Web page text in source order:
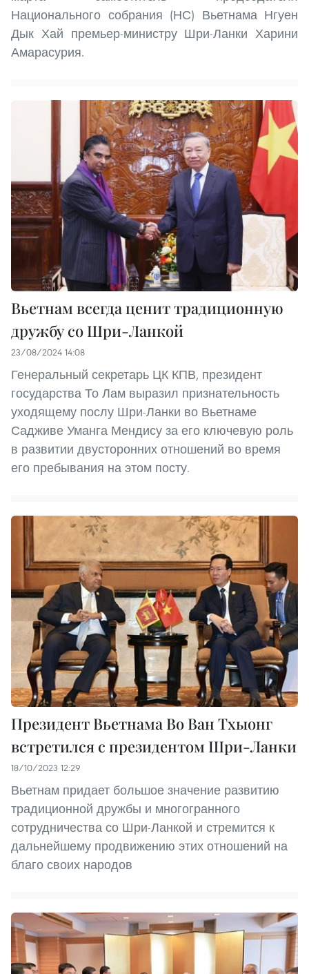
Национального собрания (НС) Вьетнама Нгуен
Дык Хай премьер-министру Шри-Ланки Харини
Амарасурия.
Вьетнам всегда ценит традиционную
дружбу со Шри-Ланкой
23/08/2024 14:08
Генеральный секретарь ЦК КПВ, президент
государства То Лам выразил признательность
уходящему послу Шри-Ланки во Вьетнаме
Садживе Уманга Мендису за его ключевую роль
в развитии двусторонних отношений во время
его пребывания на этом посту.
Президент Вьетнама Во Ван Тхыонг
встретился с президентом Шри-Ланки
18/10/2023 12:29
Вьетнам придает большое значение развитию
традиционной дружбы и многогранного
сотрудничества со Шри-Ланкой и стремится к
дальнейшему продвижению этих отношений на
благо своих народов